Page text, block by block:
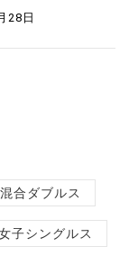
28日
混合ダブルス
子シングルス